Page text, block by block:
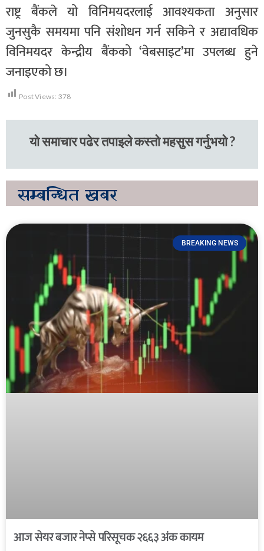
राष्ट्र बैंकले यो विनिमयदरलाई आवश्यकता अनुसार
जुनसुकै समयमा पनि संशोधन गर्न सकिने र अद्यावधिक
विनिमयदर केन्द्रीय बैंकको ‘वेबसाइट’मा उपलब्ध हुने
जनाइएको छ।
Post Views: 378
यो समाचार पढेर तपाइले कस्तो महसुस गर्नुभयो ?
सम्बन्धित खबर
BREAKING NEWS
आज सेयर बजार नेप्से परिसूचक २६६३ अंक कायम